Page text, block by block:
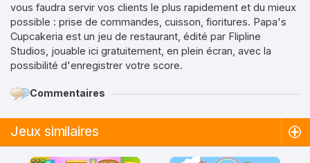
vous faudra servir vos clients le plus rapidement et du mieux
possible : prise de commandes, cuisson, fioritures. Papa's
Cupcakeria est un jeu de restaurant, édité par Flipline
Studios, jouable ici gratuitement, en plein écran, avec la
possibilité d'enregistrer votre score.
Commentaires
Jeux similaires